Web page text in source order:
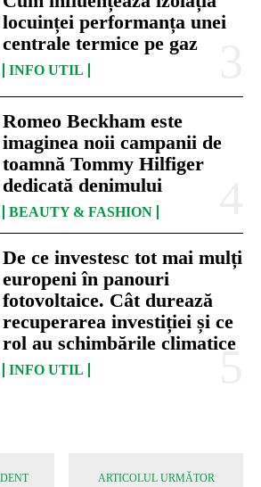
locuinței performanța unei
centrale termice pe gaz
INFO UTIL
Romeo Beckham este
imaginea noii campanii de
toamnă Tommy Hilfiger
dedicată denimului
BEAUTY & FASHION
De ce investesc tot mai mulți
europeni în panouri
fotovoltaice. Cât durează
recuperarea investiției și ce
rol au schimbările climatice
INFO UTIL
ARTICOLUL URMĂTOR